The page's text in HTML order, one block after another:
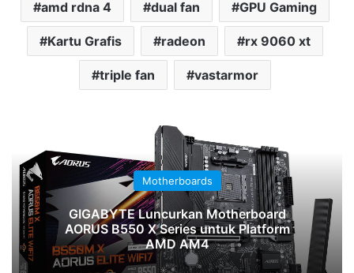
amd rdna 4 dual fan GPU Gaming
Kartu Grafis radeon rx 9060 xt
triple fan vastarmor
Motherboards
GIGABYTE Luncurkan Motherboard
AORUS B550 X Series untuk Platform
AMD AM4